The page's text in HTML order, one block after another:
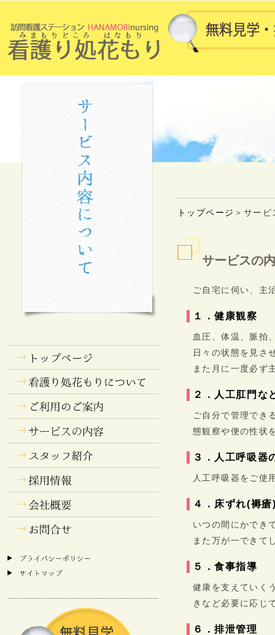
トップページ ＞サー
サービスの
ご自宅に伺い、主
１．健康観察
血圧、体温、脈拍
日々の状態を見さ
また月に一度必ず
２．人工肛門な
ご自分で管理でき
態観察や便の性状
３．人工呼吸器
人工呼吸器をご使
４．床ずれ(褥
いつの間にかでき
また万が一できて
５．食事指導
健康を支えていく
きなど必要に応じ
６．排泄管理